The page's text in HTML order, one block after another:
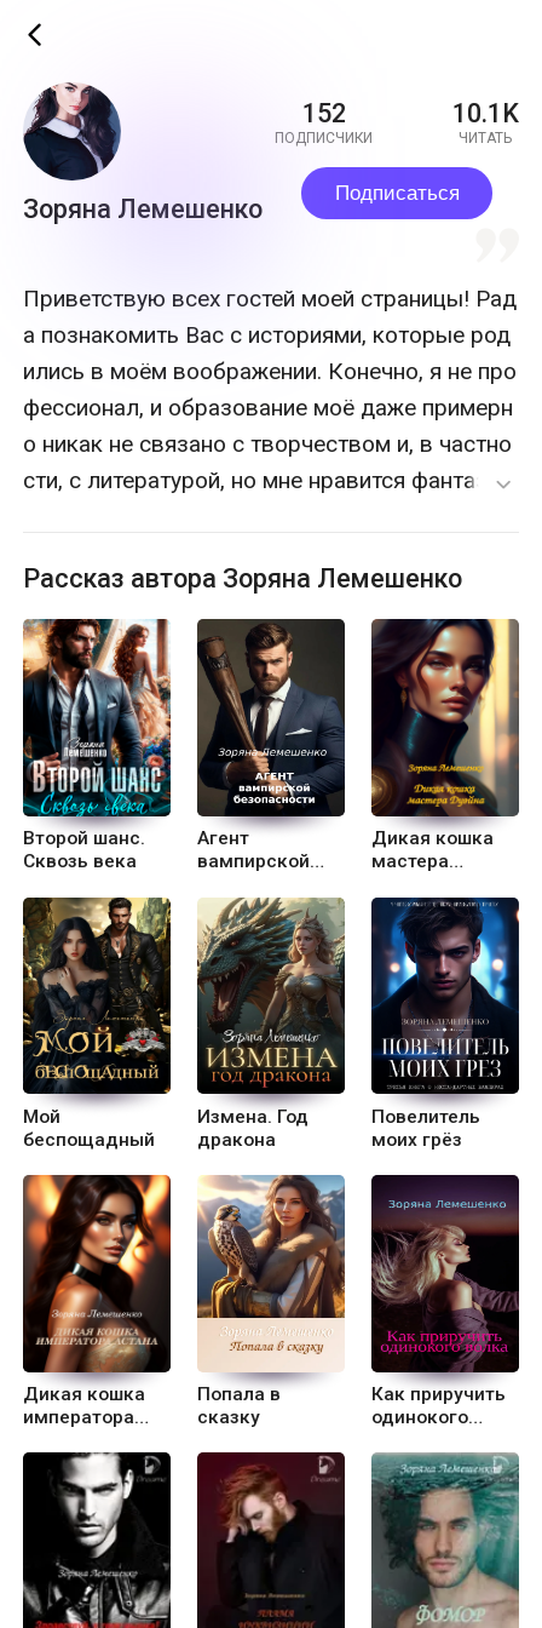
ic_back
Зоряна Лемешенко
152
ПОДПИСЧИКИ
10.1K
ЧИТАТЬ
Подписаться
Приветствую всех гостей моей страницы! Рад
а познакомить Вас с историями, которые род
ились в моём воображении. Конечно, я не про
фессионал, и образование моё даже примерн
о никак не связано с творчеством и, в частно
сти, с литературой, но мне нравится фантазир
сов современности в волшебные миры магии
и фантастических существ. Буду рада коммен
тариям, в том числе, если они с критикой, вед
ь это стимул для развития и работы над оши
бками. А еще больше буду рада "сердечкам"
и подписчикам!
expand_more
Рассказ автора Зоряна Лемешенко
Второй шанс.
Сквозь века
Агент
вампирской
Дикая кошка
мастера
Мой
беспощадный
Измена. Год
дракона
Повелитель
моих грёз
Дикая кошка
императора
Попала в
сказку
Как приручить
одинокого